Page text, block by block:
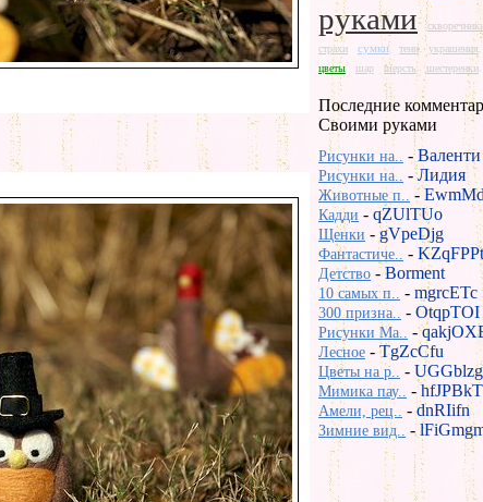
руками
страхи
сумки тени
украшения
цветы
шар шерсть шестеренки
Последние
Своими руками
Рисунки на.. -Валенти
Рисунки на.. -Лидия
Животные п.. -
Кадди - qZUlTUo
Щенки -gVpeDjg
Фантастиче.. - KZqFPPt
Детство -Borment
10 самых п.. - mgrcETc
300 призна.. - OtqpTOI
Рисунки Ma.. -
Лесное - TgZcCfu
Цветы на р.. - UGGblzg
Мимика пау.. -hfJPBkT
Амели, рец.. - dnRIifn
Зимние вид.. -